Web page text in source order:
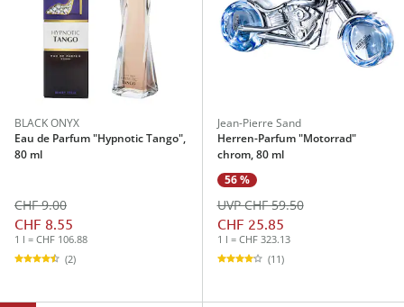
BLACK ONYX
Eau de Parfum "Hypnotic Tango",
80 ml
CHF 9.00
CHF 8.55
1 l = CHF 106.88
(2)
Jean-Pierre Sand
Herren-Parfum "Motorrad"
chrom, 80 ml
56 %
CHF 25.85
UVP CHF 59.50
1 l = CHF 323.13
(11)